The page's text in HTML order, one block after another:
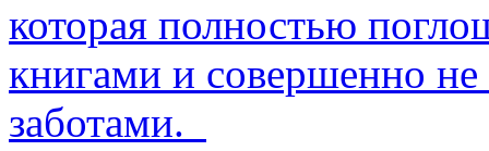
которая полностью
книгами и совершенно
заботами.